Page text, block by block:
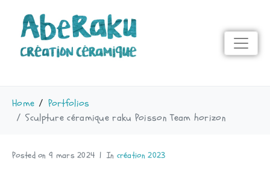
Home
Portfolios
Sculpture céramique raku Poisson Team horizon
Posted on 9 mars 2024 In création 2023